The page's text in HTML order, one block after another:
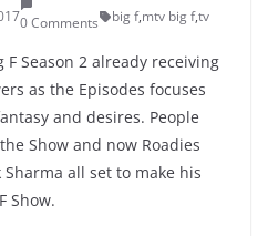
0 Comments big f,mtv big f,tv
F Season 2 already receiving
as the Episodes focuses
and desires. People
Show and now Roadies
all set to make his
Show.